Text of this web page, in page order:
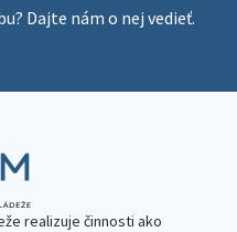
Dajte nám o nej vedieť.
realizuje činnosti ako